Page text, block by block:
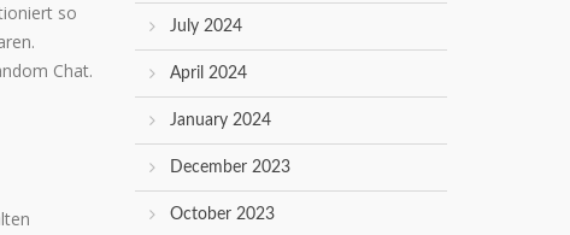
so
Chat.
July 2024
April 2024
January 2024
December 2023
October 2023